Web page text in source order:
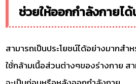
ช่วยให้ออกกำลังกายไ
สามารถเป็นประโยชน์ได้อย่างมากส
ใช้่กล้ามเนื้อส่วนต่างๆของร่างกาย ส